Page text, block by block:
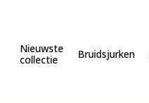
Nieuwste
collectie
Bruidsjurken